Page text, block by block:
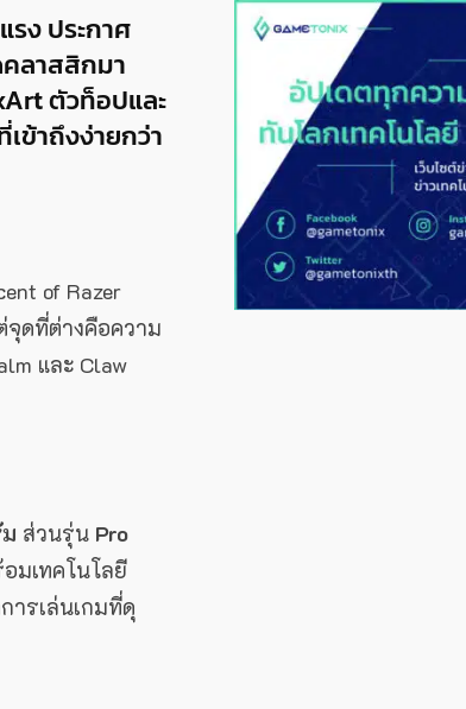
ง ประกาศ
ลาสสิกมา
ตัวท็อปและ
ข้าถึงง่ายกว่า
of Razer
จุดที่ต่างคือความ
และ Claw
ส่วนรุ่น Pro
มเทคโนโลยี
ารเล่นเกมที่ดุ